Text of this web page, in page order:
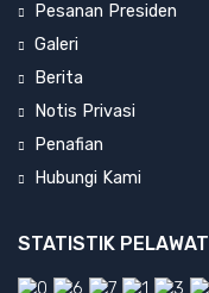
Pesanan Presiden
Galeri
Berita
Notis Privasi
Penafian
Hubungi Kami
STATISTIK PELAWAT